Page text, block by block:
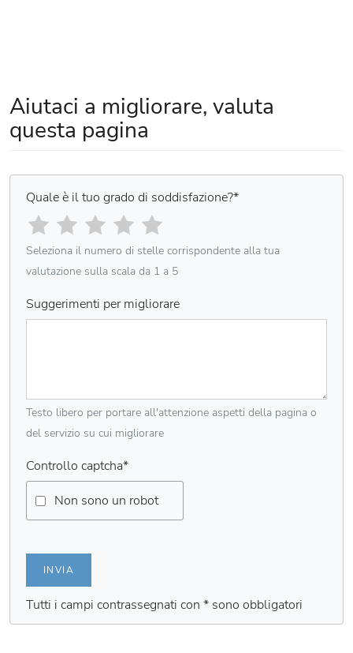
Aiutaci a migliorare, valuta
questa pagina
Quale è il tuo grado di soddisfazione?*
Seleziona il numero di stelle corrispondente alla tua
valutazione sulla scala da 1 a 5
Suggerimenti per migliorare
Testo libero per portare all'attenzione aspetti della pagina o
del servizio su cui migliorare
Controllo captcha*
Non sono un robot
INVIA
Tutti i campi contrassegnati con * sono obbligatori